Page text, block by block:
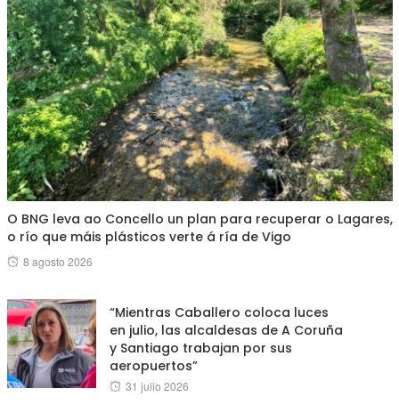
O BNG leva ao Concello un plan para recuperar o Lagares,
o río que máis plásticos verte á ría de Vigo
Posted
8 agosto 2026
“Mientras Caballero coloca luces
en julio, las alcaldesas de A Coruña
y Santiago trabajan por sus
aeropuertos”
Posted
31 julio 2026